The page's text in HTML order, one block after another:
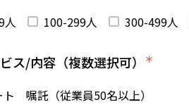
人 100-299人 300-499人
ス/内容（複数選択可） ＊
嘱託（従業員50名以上）